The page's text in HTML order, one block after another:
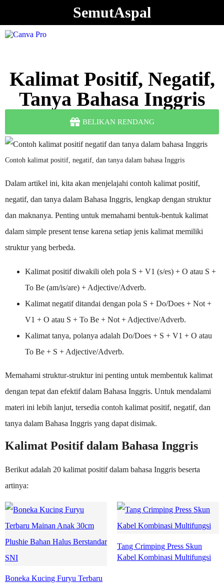
SemutAspal
Kalimat Positif, Negatif,
Tanya Bahasa Inggris
BELIKAN RENDANG
Contoh kalimat positif, negatif, dan tanya dalam bahasa Inggris
Dalam artikel ini, kita akan menjelajahi contoh kalimat positif,
negatif, dan tanya dalam Bahasa Inggris, lengkap dengan struktur
dan maknanya. Penting untuk memahami bentuk-bentuk kalimat
dalam simple present tense karena setiap jenis kalimat memiliki
struktur yang berbeda.
Kalimat positif diwakili oleh pola S + V1 (s/es) + O atau S +
To Be (am/is/are) + Adjective/Adverb.
Kalimat negatif ditandai dengan pola S + Do/Does + Not +
V1 + O atau S + To Be + Not + Adjective/Adverb.
Kalimat tanya, polanya adalah Do/Does + S + V1 + O atau
To Be + S + Adjective/Adverb.
Memahami struktur-struktur ini penting untuk membentuk kalimat
dengan tepat dan efektif dalam Bahasa Inggris. Untuk mendalami
materi ini lebih lanjut, tersedia contoh kalimat positif, negatif, dan
tanya dalam Bahasa Inggris yang dapat disimak.
Kalimat Positif dalam Bahasa Inggris
Berikut adalah 20 kalimat positif dalam bahasa Inggris beserta
artinya:
Boneka Kucing Furyu Terbaru
Tang Crimping Press Skun
Kabel Kombinasi Multifungsi